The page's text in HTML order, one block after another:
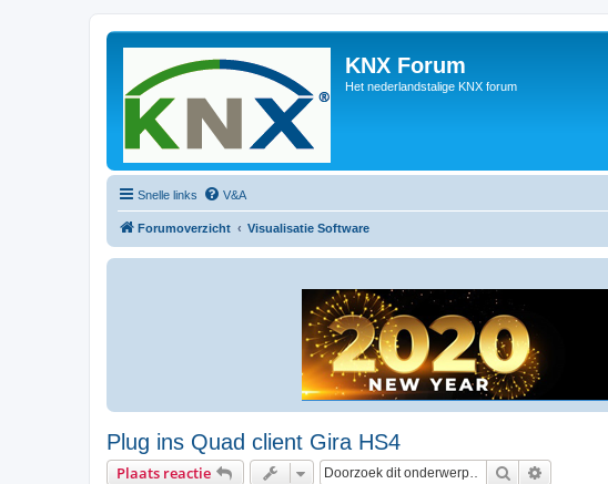
KNX Forum
Het nederlandstalige KNX forum
Snelle links V&A
Forumoverzicht Visualisatie Software
Plug ins Quad client Gira HS4
Plaats reactie Zoek